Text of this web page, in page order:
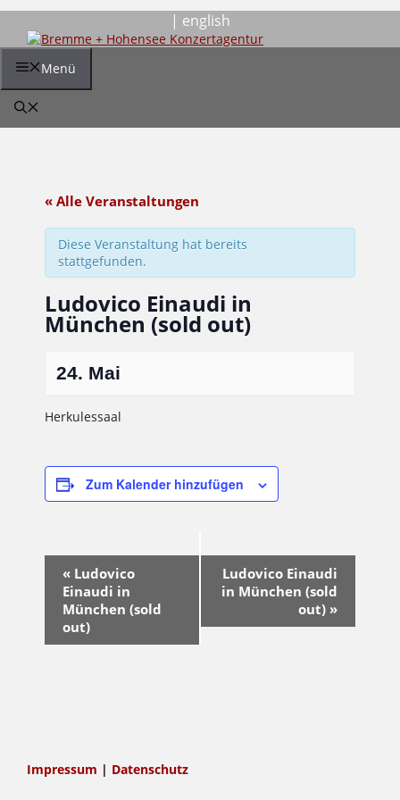
Inhalt
springen
| english
Menü
« Alle Veranstaltungen
Diese Veranstaltung hat bereits
stattgefunden.
Ludovico Einaudi in
München (sold out)
24. Mai
Herkulessaal
Zum Kalender hinzufügen
Veranstaltung-
Navigation
« Ludovico
Einaudi in
München (sold
out)
Ludovico Einaudi
in München (sold
out) »
Impressum | Datenschutz